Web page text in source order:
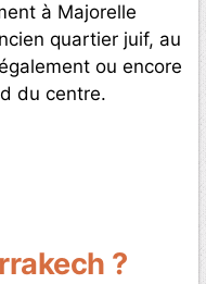
à Majorelle
quartier juif, au
ou encore
du centre.
?